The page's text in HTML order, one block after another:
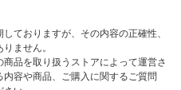
ておりますが、その内容の正確性、
ません。
品を取り扱うストアによって運営さ
容や商品、ご購入に関するご質問